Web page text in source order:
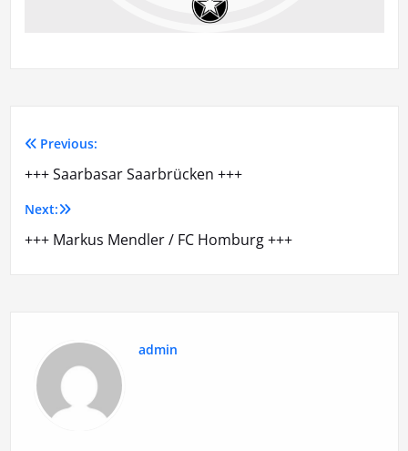
Beitragsnavigation
Previous:
+++ Saarbasar Saarbrücken +++
Next:
+++ Markus Mendler / FC Homburg +++
admin